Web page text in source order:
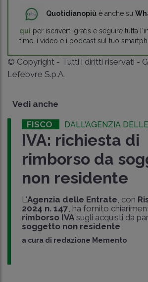
Quotidianopiù è anche su
qui per iscriverti gratis e seguire tutta
time, i video e i podcast sul tuo
© Copyright - Tutti i diritti riservati -
Lefebvre S.p.A.
Vedi anche
FISCO DALL'AGENZIA
IVA: richiesta di
rimborso da
non residente
L'Agenzia delle Entrate, con
2024 n. 147, ha fornito
rimborso IVAsugli acquisti da
soggetto non residente
a cura di redazione Memento